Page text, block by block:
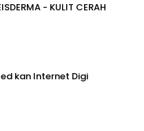
- KULIT CERAH
kan Internet Digi